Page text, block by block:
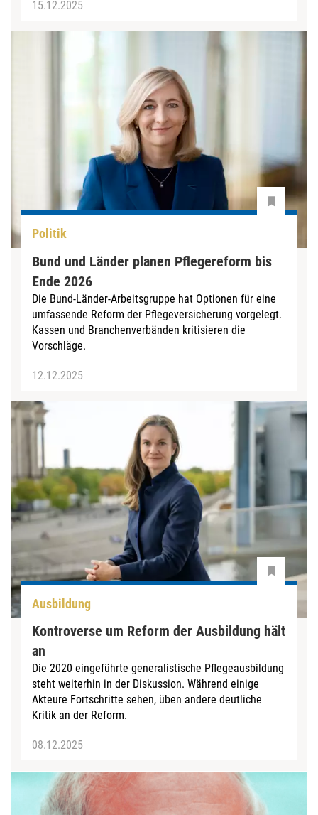
15.12.2025
Politik
Bund und Länder planen Pflegereform bis
Ende 2026
Die Bund-Länder-Arbeitsgruppe hat Optionen für eine
umfassende Reform der Pflegeversicherung vorgelegt.
Kassen und Branchenverbänden kritisieren die
Vorschläge.
12.12.2025
Ausbildung
Kontroverse um Reform der Ausbildung hält
an
Die 2020 eingeführte generalistische Pflegeausbildung
steht weiterhin in der Diskussion. Während einige
Akteure Fortschritte sehen, üben andere deutliche
Kritik an der Reform.
08.12.2025